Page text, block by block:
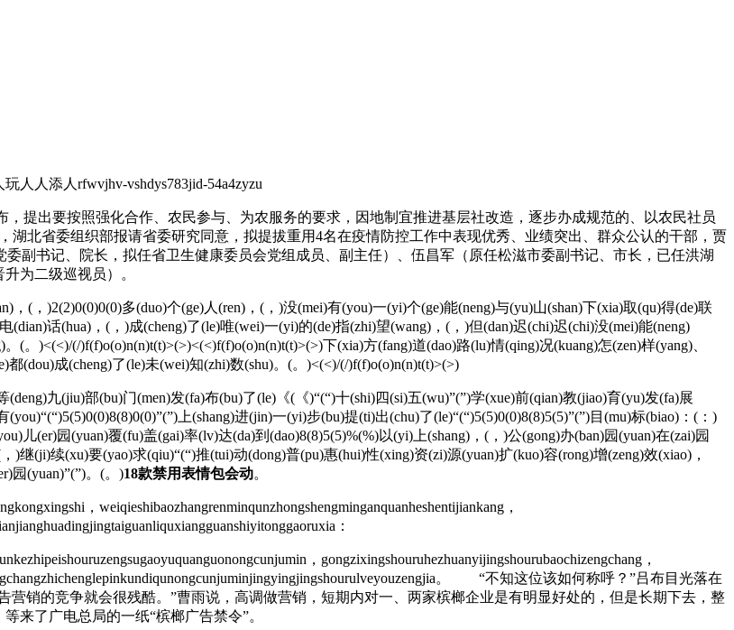
人人添人rfwvjhv-vshdys783jid-54a4zyzu
出要按照强化合作、农民参与、为农服务的要求，因地制宜推进基层社改造，逐步办成规范的、以农民社员
省委组织部报请省委研究同意，拟提拔重用4名在疫情防控工作中表现优秀、业绩突出、群众公认的干部，贾
副书记、院长，拟任省卫生健康委员会党组成员、副主任）、伍昌军（原任松滋市委副书记、市长，已任洪湖
为二级巡视员）。
)2(2)0(0)0(0)多(duo)个(ge)人(ren)，(，)没(mei)有(you)一(yi)个(ge)能(neng)与(yu)山(shan)下(xia)取(qu)得(de)联
话(hua)，(，)成(cheng)了(le)唯(wei)一(yi)的(de)指(zhi)望(wang)，(，)但(dan)迟(chi)迟(chi)没(mei)能(neng)
(。)<(<)/(/)f(f)o(o)n(n)t(t)>(>)<(<)f(f)o(o)n(n)t(t)>(>)下(xia)方(fang)道(dao)路(lu)情(qing)况(kuang)怎(zen)样(yang)、
(dou)成(cheng)了(le)未(wei)知(zhi)数(shu)。(。)<(<)/(/)f(f)o(o)n(n)t(t)>(>)
九(jiu)部(bu)门(men)发(fa)布(bu)了(le)《(《)“(“)十(shi)四(si)五(wu)”(”)学(xue)前(qian)教(jiao)育(yu)发(fa)展
上(shang)进(jin)一(yi)步(bu)提(ti)出(chu)了(le)“(“)5(5)0(0)8(8)5(5)”(”)目(mu)标(biao)：(：)
儿(er)园(yuan)覆(fu)盖(gai)率(lv)达(da)到(dao)8(8)5(5)%(%)以(yi)上(shang)，(，)公(gong)办(ban)园(yuan)在(zai)园
)继(ji)续(xu)要(yao)求(qiu)“(“)推(tui)动(dong)普(pu)惠(hui)性(xing)资(zi)源(yuan)扩(kuo)容(rong)增(zeng)效(xiao)，
园(yuan)”(”)。(。)18款禁用表情包会动。
，weiqieshibaozhangrenminqunzhongshengminganquanheshentijiankang，
：
，gongzixingshouruhezhuanyijingshourubaochizengchang，
。 “不知这位该如何称呼？”吕布目光落在
的竞争就会很残酷。”曹雨说，高调做营销，短期内对一、两家槟榔企业是有明显好处的，但是长期下去，整
来了广电总局的一纸“槟榔广告禁令”。